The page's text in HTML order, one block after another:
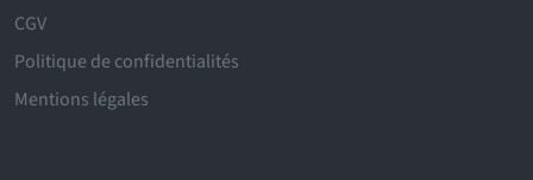
CGV
Politique de confidentialités
Mentions légales